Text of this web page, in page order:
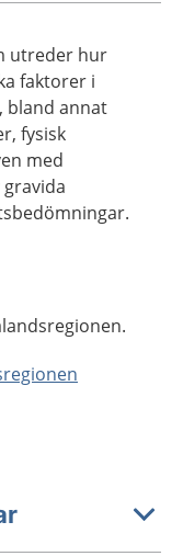
utreder hur
faktorer i
bland annat
fysisk
med